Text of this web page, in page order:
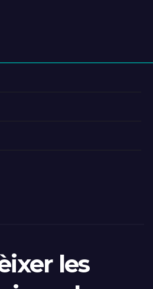
les